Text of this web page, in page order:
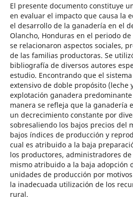
El presente documento constituye
en evaluar el impacto que causa la
el desarrollo de la ganadería en el
Olancho, Honduras en el periodo de
se relacionaron aspectos sociales,
de las familias productoras. Se
bibliografía de diversos autores
estudio. Encontrando que el
extensivo de doble propósito (leche
explotación ganadera
manera se refleja que la ganadería
un decrecimiento constante por
sobresaliendo los bajos precios del
bajos índices de producción y
cual es atribuido a la baja
los productores, administradores
mismo atribuido a la baja adopción
unidades de producción por
la inadecuada utilización de los
rural.